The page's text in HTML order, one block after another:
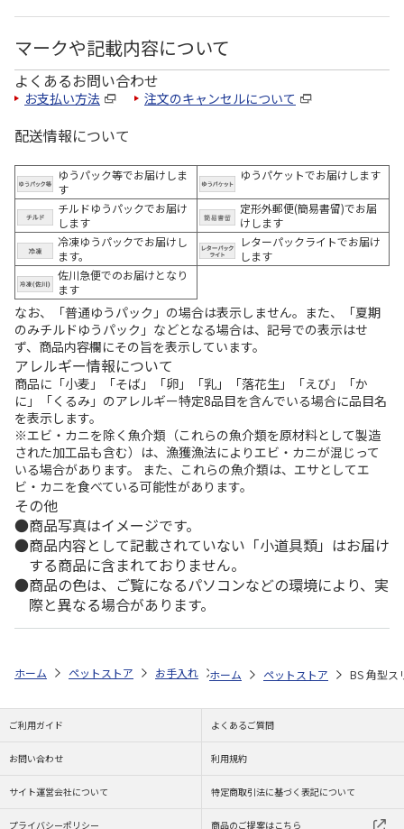
マークや記載内容について
よくあるお問い合わせ
お支払い方法 注文のキャンセルについて
配送情報について
ゆうパック等でお届けしま
す
ゆうパケットでお届けします
チルドゆうパックでお届け
します
定形外郵便(簡易書留)でお届
けします
冷凍ゆうパックでお届けし
ます。
レターパックライトでお届け
します
佐川急便でのお届けとなり
ます
なお、「普通ゆうパック」の場合は表示しません。また、「夏期
のみチルドゆうパック」などとなる場合は、記号での表示はせ
ず、商品内容欄にその旨を表示しています。
アレルギー情報について
商品に「小麦」「そば」「卵」「乳」「落花生」「えび」「か
に」「くるみ」のアレルギー特定8品目を含んでいる場合に品目名
を表示します。
※エビ・カニを除く魚介類（これらの魚介類を原材料として製造
された加工品も含む）は、漁獲漁法によりエビ・カニが混じって
いる場合があります。 また、これらの魚介類は、エサとしてエ
ビ・カニを食べている可能性があります。
その他
商品写真はイメージです。
商品内容として記載されていない「小道具類」はお届け
する商品に含まれておりません。
商品の色は、ご覧になるパソコンなどの環境により、実
際と異なる場合があります。
ホーム ペットストア お手入れ シャンプー・トリミング用品（猫用）
ホーム ペットストア BS 角型ス
ご利用ガイド よくあるご質問
お問い合わせ 利用規約
サイト運営会社について 特定商取引法に基づく表記について
プライバシーポリシー 商品のご提案はこちら